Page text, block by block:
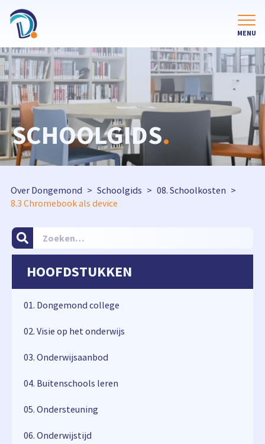
SCHOOLGIDS.
Over Dongemond Schoolgids
08. Schoolkosten
8.3 Chromebook als device
HOOFDSTUKKEN
01. Dongemond college
02. Visie op het onderwijs
03. Onderwijsaanbod
04. Buitenschools leren
05. Ondersteuning
06. Onderwijstijd